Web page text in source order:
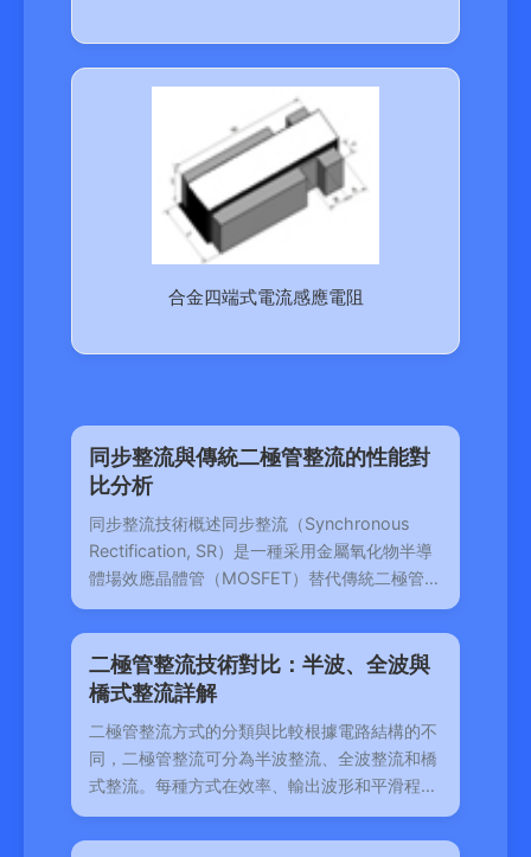
合金四端式電流感應電阻
同步整流與傳統二極管整流的性能對
比分析
同步整流技術概述同步整流（Synchronous
Rectification, SR）是一種采用金屬氧化物半導
體場效應晶體管（MOSFET）替代傳統二極管的
整流方式。通過控制MOSFET的
二極管整流技術對比：半波、全波與
橋式整流詳解
二極管整流方式的分類與比較根據電路結構的不
同，二極管整流可分為半波整流、全波整流和橋
式整流。每種方式在效率、輸出波形和平滑程度
方面各有